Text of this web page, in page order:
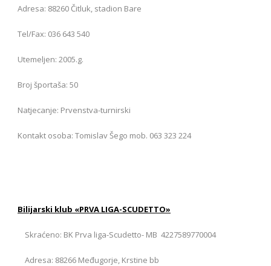
Adresa: 88260 Čitluk, stadion Bare
Tel/Fax: 036 643 540
Utemeljen: 2005.g.
Broj športaša: 50
Natjecanje: Prvenstva-turnirski
Kontakt osoba: Tomislav Šego mob. 063 323 224
Bilijarski klub «PRVA LIGA-SCUDETTO»
Skraćeno: BK Prva liga-Scudetto- MB 4227589770004
Adresa: 88266 Međugorje, Krstine bb